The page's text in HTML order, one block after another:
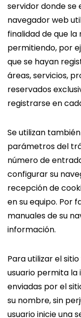
servidor donde se
navegador web
finalidad de que la
permitiendo, por
que se hayan
áreas, servicios,
reservados
registrarse en
Se utilizan
parámetros del
número de
configurar su
recepción de
en su equipo. Por
manuales de su
información.
Para utilizar el
usuario permita la
enviadas por el
su nombre, sin
usuario inicie una